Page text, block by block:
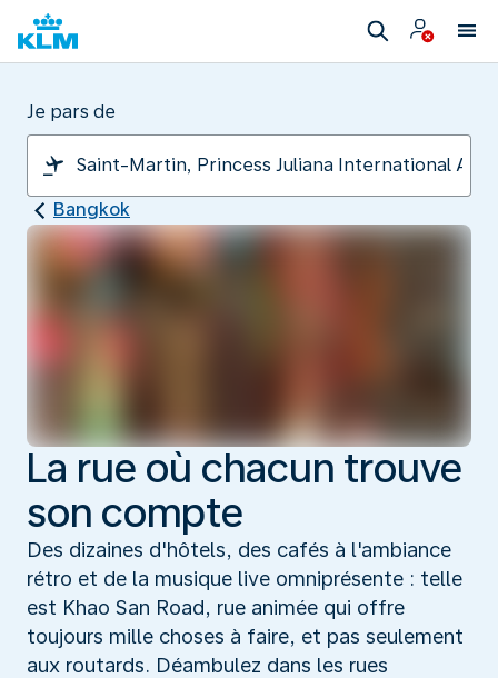
Je pars de
Bangkok
La rue où chacun trouve
son compte
Des dizaines d'hôtels, des cafés à l'ambiance
rétro et de la musique live omniprésente : telle
est Khao San Road, rue animée qui offre
toujours mille choses à faire, et pas seulement
aux routards. Déambulez dans les rues